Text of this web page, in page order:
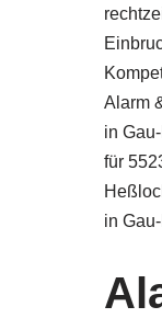
Alarm
in
für
in